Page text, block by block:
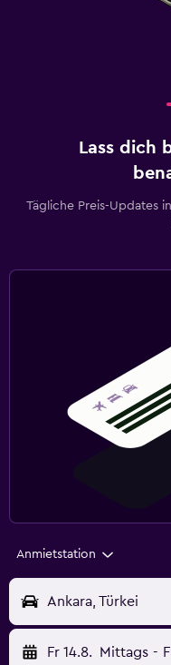
Lass dich
Tägliche Preis-Updates
Anmietstation
Ankara, Türkei
Fr 14.8. Mittags -